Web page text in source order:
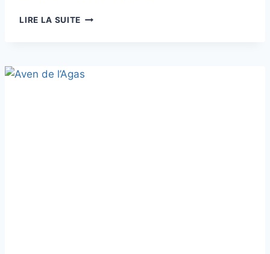
LIRE LA SUITE AVEN